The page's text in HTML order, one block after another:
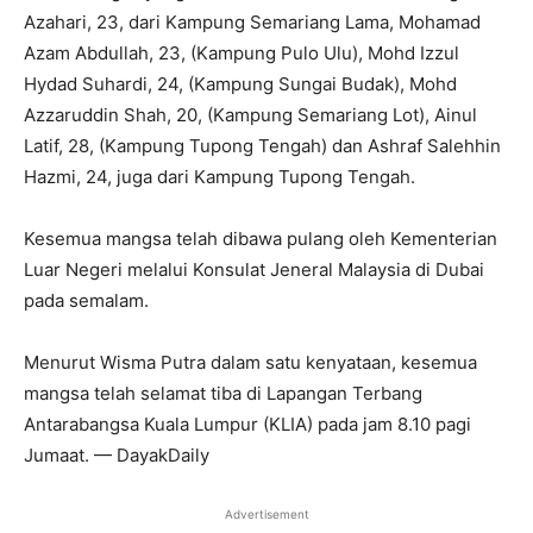
Azahari, 23, dari Kampung Semariang Lama, Mohamad
Azam Abdullah, 23, (Kampung Pulo Ulu), Mohd Izzul
Hydad Suhardi, 24, (Kampung Sungai Budak), Mohd
Azzaruddin Shah, 20, (Kampung Semariang Lot), Ainul
Latif, 28, (Kampung Tupong Tengah) dan Ashraf Salehhin
Hazmi, 24, juga dari Kampung Tupong Tengah.
Kesemua mangsa telah dibawa pulang oleh Kementerian
Luar Negeri melalui Konsulat Jeneral Malaysia di Dubai
pada semalam.
Menurut Wisma Putra dalam satu kenyataan, kesemua
mangsa telah selamat tiba di Lapangan Terbang
Antarabangsa Kuala Lumpur (KLIA) pada jam 8.10 pagi
Jumaat. — DayakDaily
Advertisement